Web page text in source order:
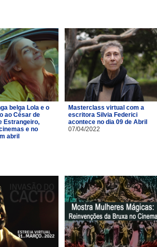
belga Lola e o
ao César de
Estrangeiro,
e no
abril
Masterclass virtual com a
escritora Silvia Federici
acontece no dia 09 de Abril
07/04/2022